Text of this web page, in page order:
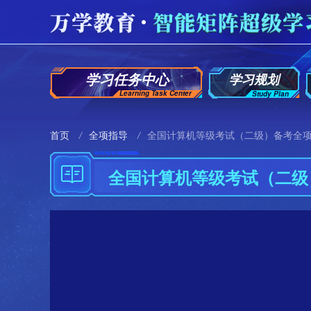
学习任务中心
Learning Task Center
学习规划
Study Plan
首页 / 全项指导 / 全国计算机等级考试（二级）备考全
全国计算机等级考试（二
小伙伴，快去填写视频评价吧 (*^__^*)